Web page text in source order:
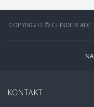
COPYRIGHT © CHINDERLADE
KONTAKT